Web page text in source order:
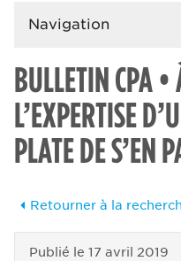
Navigation
BULLETIN CPA
L’EXPERTISE
PLATE DE S’EN
Retourner à la
Publié le 17 avril 2019